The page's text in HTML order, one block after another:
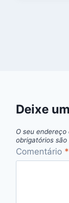
Deixe
O seu
obrigatórios
Comentário *